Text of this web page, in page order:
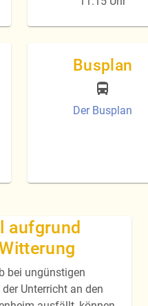
Busplan
Der Busplan
aufgrund
bei ungünstigen
Unterricht an den